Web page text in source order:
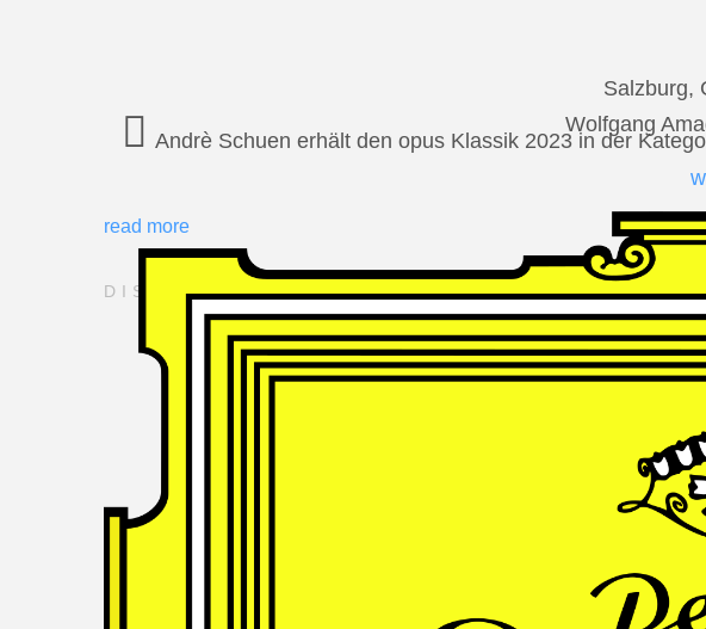
Salzburg,
Wolfgang
read more
DISCOGRAPHY
Andrè
Andrè Schuen erhält den opus Klassik 2023 in der